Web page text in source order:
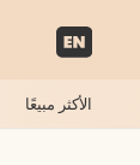
الأكثر مبيعًا